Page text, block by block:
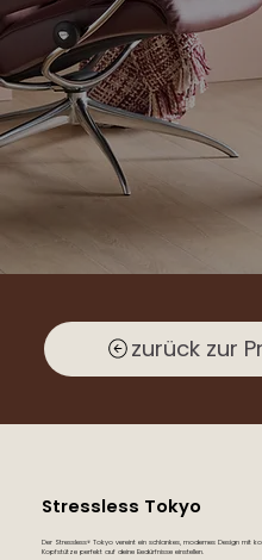
zurück zur
Stressless Tokyo
Der Stressless® Tokyo vereint ein schlankes, modernes Design
Kopfstütze perfekt auf deine Bedürfnisse einstellen.